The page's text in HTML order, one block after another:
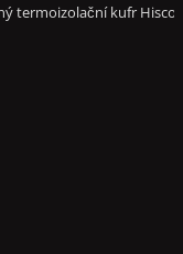
termoizolační kufr